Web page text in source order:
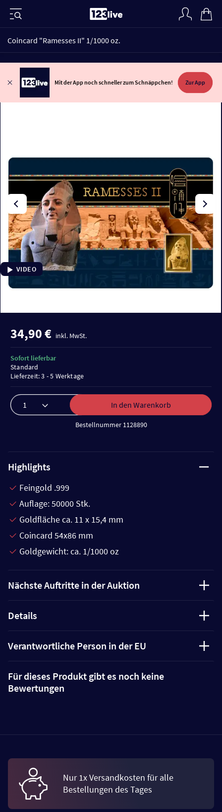
Coincard "Ramesses II" 1/1000 oz.
Mit der App noch schneller zum Schnäppchen! Zur App
VIDEO
34,90 € inkl. MwSt.
In den Warenkorb
Bestellnummer 1128890
Sofort lieferbar
Standard
Lieferzeit: 3 - 5 Werktage
Highlights
Feingold .999
Auflage: 50000 Stk.
Goldfläche ca. 11 x 15,4 mm
Coincard 54x86 mm
Goldgewicht: ca. 1/1000 oz
Nächste Auftritte in der Auktion
Details
Verantwortliche Person in der EU
Für dieses Produkt gibt es noch keine
Bewertungen
Nur 1x Versandkosten für alle
Bestellungen des Tages